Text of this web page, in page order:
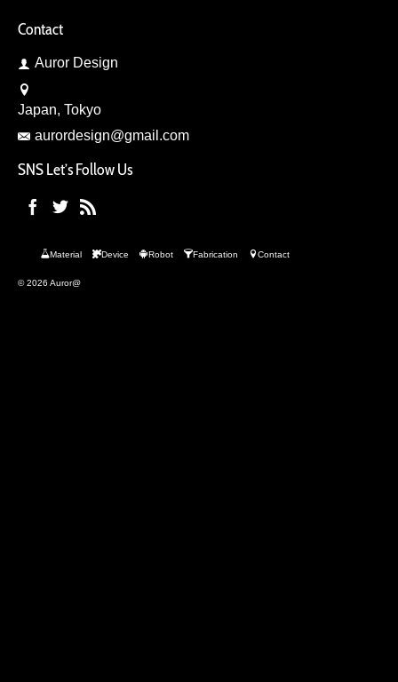
Contact
Auror Design
Japan, Tokyo
aurordesign@gmail.com
SNS Let’s Follow Us
Material Device Robot Fabrication Contact
© 2026 Auror@